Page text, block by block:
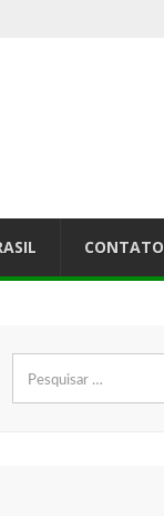
CONTATO
por: